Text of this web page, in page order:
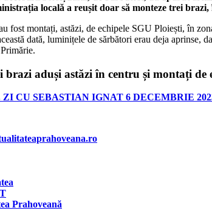
locală a reușit doar să monteze trei
fost montați, astăzi, de echipele SGU Ploiești, în
dată, luminițele de sărbători erau deja aprinse,
aduși astăzi în centru și montați
ZI CU SEBASTIAN IGNAT 6 DECEMBRIE
Prahoveană